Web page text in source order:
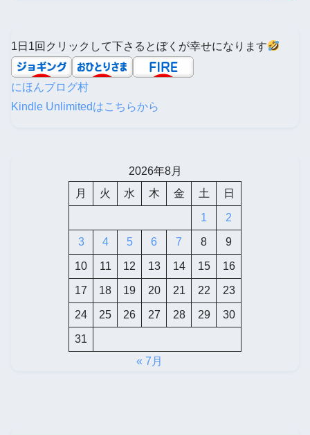
1日1回クリックして下さるとぼくが幸せになります
にほんブログ村
Kindle Unlimitedはこちらから
2026年8月
月
火 水 木 金 土 日
1 2
3 4 5 6 7 8 9
10 11 12 13 14 15 16
17 18 19 20 21 22 23
24 25 26 27 28 29 30
31
« 7月